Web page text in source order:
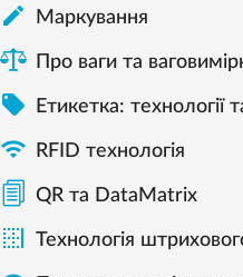
 Mаркування
Про ваги та
 Етикетка: технології
 RFID технологія
QR та DataMatrix
 Технологія